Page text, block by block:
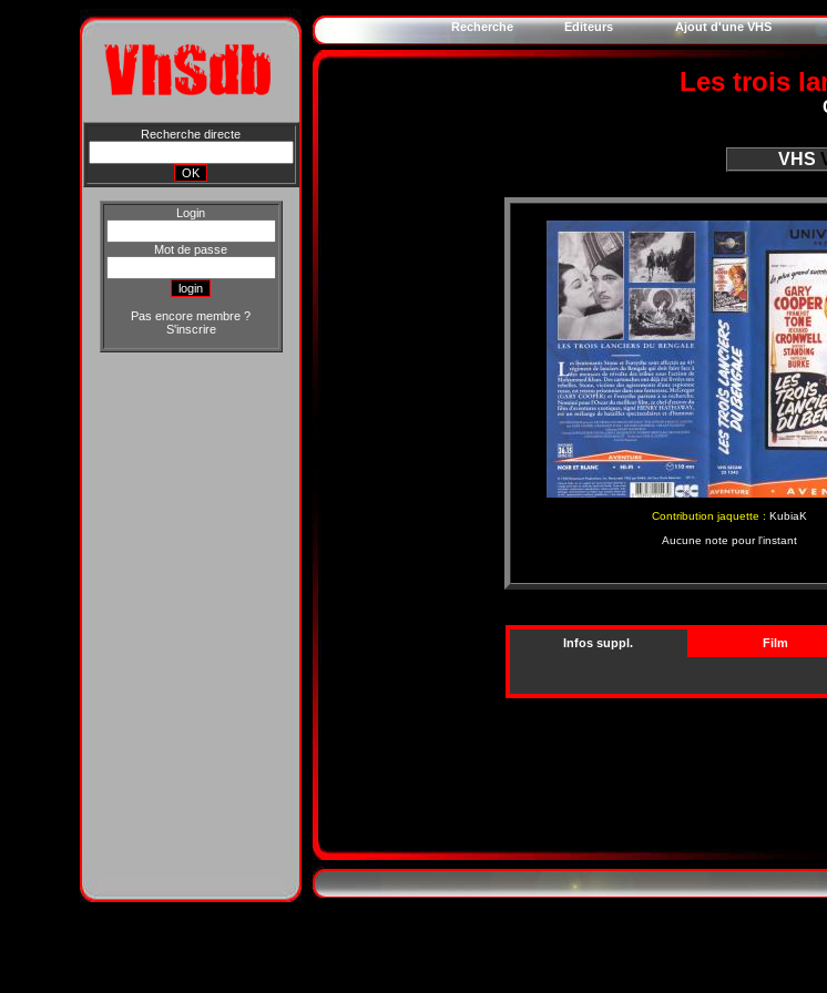
Recherche directe
Login
Mot de passe
Pas encore membre ?
S'inscrire
Recherche Editeurs Ajout d'une VHS
Les trois
VHS
Contribution jaquette : KubiaK
Aucune note pour l'instant
Infos suppl. Film